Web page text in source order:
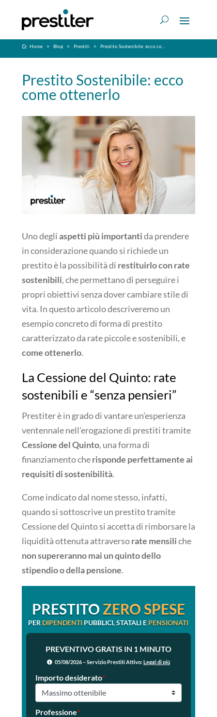
Home Blog Prestiti Prestito Sostenibile: ecco come ottenerlo
Prestito Sostenibile: ecco
come ottenerlo
Uno degliaspetti più importantida prendere
in considerazione quando si richiede un
prestito è la possibilità di restituirlo con rate
sostenibili, che permettano di perseguire i
propri obiettivi senza dover cambiare stile di
vita. In questo articolo descriveremo un
esempio concreto di forma di prestito
caratterizzato da rate piccole e sostenibili, e
come ottenerlo.
La Cessione del Quinto: rate
sostenibili e “senza pensieri”
Prestiter è in grado di vantare un’esperienza
ventennale nell’erogazione di prestiti tramite
Cessione del Quinto, una forma di
finanziamento cherisponde perfettamente ai
requisiti di sostenibilità.
Come indicato dal nome stesso, infatti,
quando si sottoscrive un prestito tramite
Cessione del Quinto si accetta di rimborsare la
liquidità ottenuta attraversorate mensiliche
non supereranno mai un quinto dello
stipendio o della pensione.
PRESTITO ZERO SPESE
PER DIPENDENTI PUBBLICI, STATALI E PENSIONATI
PREVENTIVO GRATIS IN 1 MINUTO
05/08/2026 – Servizio Prestiti Attivo:Leggi di più
Importo desiderato*
Professione*